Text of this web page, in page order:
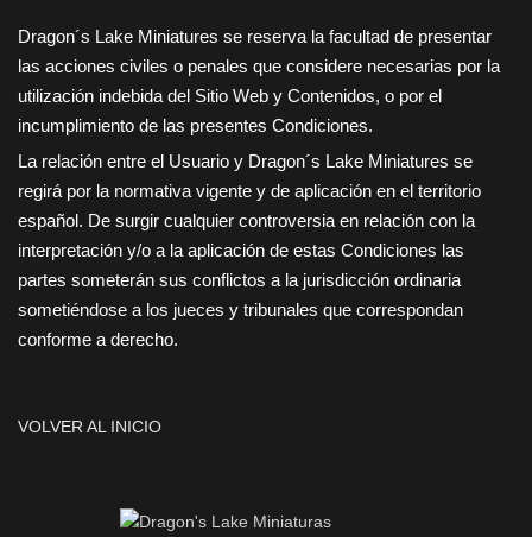
Dragon´s Lake Miniatures se reserva la facultad de presentar
las acciones civiles o penales que considere necesarias por la
utilización indebida del Sitio Web y Contenidos, o por el
incumplimiento de las presentes Condiciones.
La relación entre el Usuario y Dragon´s Lake Miniatures se
regirá por la normativa vigente y de aplicación en el territorio
español. De surgir cualquier controversia en relación con la
interpretación y/o a la aplicación de estas Condiciones las
partes someterán sus conflictos a la jurisdicción ordinaria
sometiéndose a los jueces y tribunales que correspondan
conforme a derecho.
VOLVER AL INICIO